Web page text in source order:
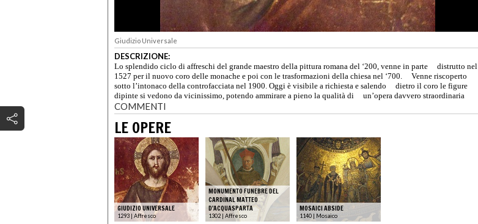
Giudizio Universale
DESCRIZIONE:
Lo splendido ciclo di affreschi del grande maestro della pittura romana del ‘200, venne in parte distrutto nel
1527 per il nuovo coro delle monache e poi con le trasformazioni della chiesa nel ‘700. Venne riscoperto
sotto l’intonaco della controfacciata nel 1900. Oggi è visibile a richiesta e salendo dietro il coro le figure
dipinte si vedono da vicinissimo, potendo ammirare a pieno la qualità di un’opera davvero straordinaria
COMMENTI
LE OPERE
GIUDIZIO UNIVERSALE
1293 | Affresco
MONUMENTO FUNEBRE DEL
CARDINAL MATTEO
D'ACQUASPARTA
1302 | Affresco
MOSAICI ABSIDE
1140 | Mosaico